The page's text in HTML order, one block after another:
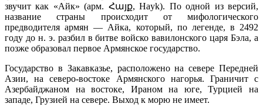
звучит как «Айк» (арм. Հայք, Hayk). По одной из версий,
название страны происходит от мифологического
предводителя армян — Айка, который, по легенде, в 2492
году до н. э. разбил в битве войско вавилонского царя Бэла, а
позже образовал первое Армянское государство.
Государство в Закавказье, расположено на севере Передней
Азии, на северо-востоке Армянского нагорья. Граничит с
Азербайджаном на востоке, Ираном на юге, Турцией на
западе, Грузией на севере. Выход к морю не имеет.